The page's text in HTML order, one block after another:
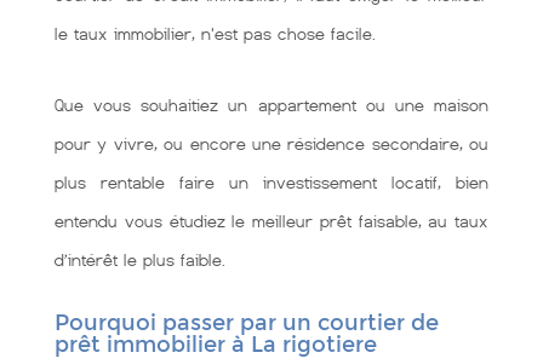
le taux immobilier, n'est pas chose facile.
Que vous souhaitiez un appartement ou une maison
pour y vivre, ou encore une résidence secondaire, ou
plus rentable faire un investissement locatif, bien
entendu vous étudiez le meilleur prêt faisable, au taux
d’intérêt le plus faible.
Pourquoi passer par un courtier de
prêt immobilier à La rigotiere